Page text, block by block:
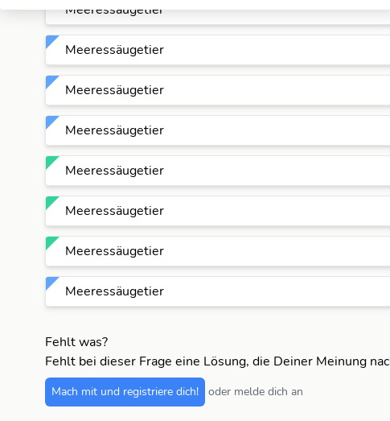
Meeressäugetier
Meeressäugetier
Meeressäugetier
Meeressäugetier
Meeressäugetier
Meeressäugetier
Meeressäugetier
Meeressäugetier
Fehlt was?
Fehlt bei dieser Frage eine Lösung, die Deiner Meinung
Mach mit und registriere dich! oder melde dich an